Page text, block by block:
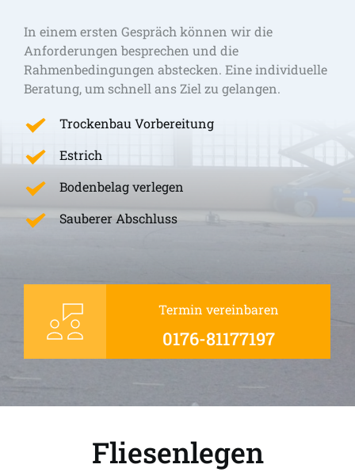
In einem ersten Gespräch können wir die
Anforderungen besprechen und die
Rahmenbedingungen abstecken. Eine individuelle
Beratung, um schnell ans Ziel zu gelangen.
Trockenbau Vorbereitung
Estrich
Bodenbelag verlegen
Sauberer Abschluss
Termin vereinbaren
0176-81177197
Fliesenlegen